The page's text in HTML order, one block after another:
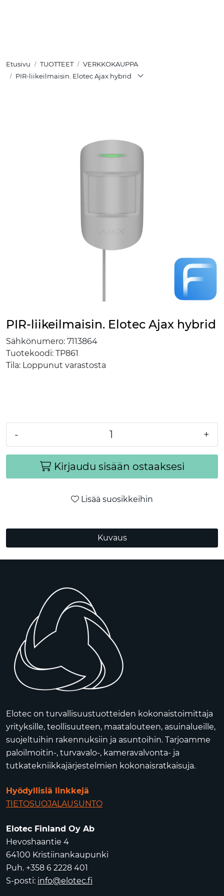
Etusivu TUOTTEET
VERKKOKAUPPA
PIR-liikeilmaisin. Elotec Ajax hybrid
PIR-liikeilmaisin. Elotec Ajax hybrid
Sähkönumero: 7113864
Tuotekoodi: TP861
Tila: Loppunut varastosta
- +
Kirjaudu sisään ostaaksesi
Lisää suosikkeihin
Kuvaus
Elotec on turvallisuustuotteiden kokonaistoimittaja
yrityksille, teollisuuteen, maatalouteen, asuinalueille,
suojeltuihin rakennuksiin ja asuntoihin. Tarjoamme
paloilmoitin-, turvavalo-, kameravalvonta- ja
tutkatekniikkajärjestelmien kokonaisratkaisuja.
Hyödyllisiä linkkejä
TIETOSUOJALAUSUNTO
Elotec Finland Oy Ab
Hevoshaantie 4
64100 Kristiinankaupunki
Puh. +358 6 2228 401
S-posti: info@elotec.fi
RATKAISUT